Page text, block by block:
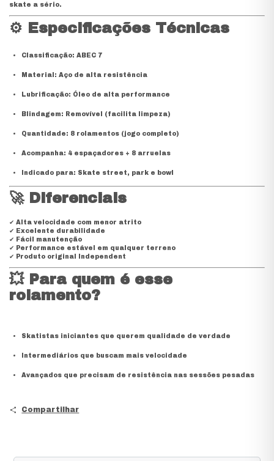
skate a sério.
⚙️ Especificações Técnicas
Classificação: ABEC 7
Material: Aço de alta resistência
Lubrificação: Óleo de alta performance
Blindagem: Removível (facilita limpeza)
Quantidade: 8 rolamentos (jogo completo)
Acompanha: 4 espaçadores + 8 arruelas
Indicado para: Skate street, park e bowl
🚀 Diferenciais
✔ Alta velocidade com menor atrito
✔ Excelente durabilidade
✔ Fácil manutenção
✔ Performance estável em qualquer terreno
✔ Produto original Independent
💥 Para quem é esse
rolamento?
Skatistas iniciantes que querem qualidade de verdade
Intermediários que buscam mais velocidade
Avançados que precisam de resistência nas sessões pesadas
Compartilhar